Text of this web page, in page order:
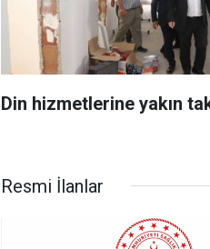
Din hizmetlerine yakın
Resmi İlanlar